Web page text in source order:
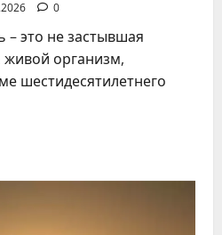
0
– это не застывшая
живой организм,
шестидесятилетнего